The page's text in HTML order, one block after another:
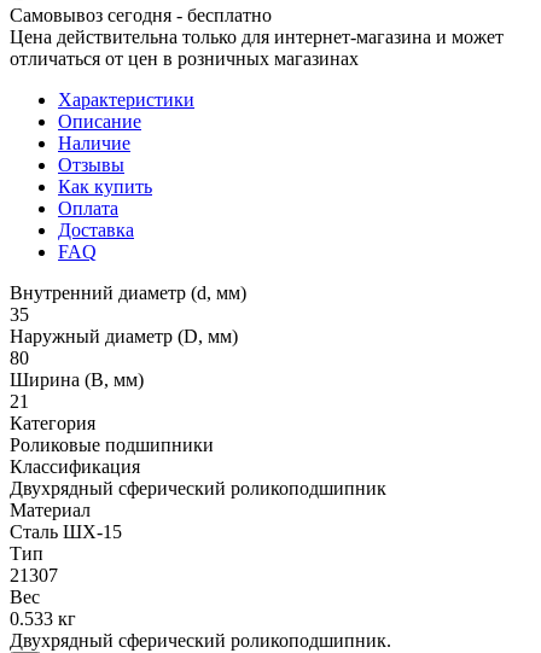
Самовывоз сегодня - бесплатно
Цена действительна только для интернет-магазина и может
отличаться от цен в розничных магазинах
Характеристики
Описание
Наличие
Отзывы
Как купить
Оплата
Доставка
FAQ
Внутренний диаметр (d, мм)
35
Наружный диаметр (D, мм)
80
Ширина (B, мм)
21
Категория
Роликовые подшипники
Классификация
Двухрядный сферический роликоподшипник
Материал
Сталь ШХ-15
Тип
21307
Вес
0.533 кг
Двухрядный сферический роликоподшипник.